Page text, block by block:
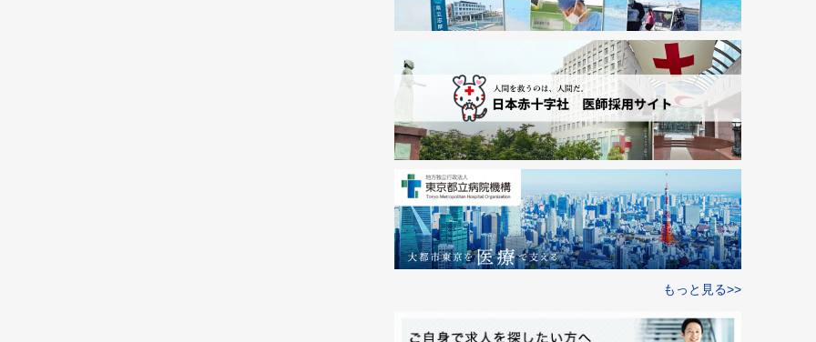
もっと見る>>